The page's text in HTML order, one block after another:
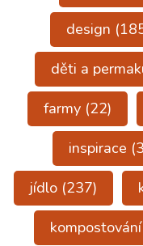
design
děti a
farmy(22)
inspirace
jídlo(237)
kompostování